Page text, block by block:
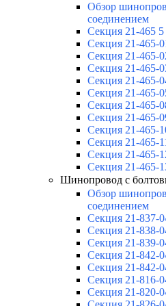
Обзор
соединением
Секция 21-465
Секция 21-465-
Секция 21-465-
Секция 21-465-
Секция 21-465-
Секция 21-465-
Секция 21-465-
Секция 21-465-
Секция 21-465-
Секция 21-465-
Секция 21-465-
Секция 21-
Шинопровод с
Обзор
соединением
Секция 21-837-
Секция 21-838-
Секция 21-839-
Секция 21-842-
Секция 21-842-
Секция 21-816-
Секция 21-820-